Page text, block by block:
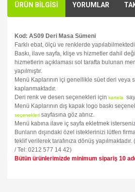
ÜRÜN BİLGİSİ YORUMLAR
Kod: AS09 Deri Masa Sümeni
Farklı ebat, ölçü ve renklerde
Baskı, ilave sayfa, klişe vs hizmetler dahil
hizmetlerin açıklaması sol tarafta bulunan
yapılmıştır.
Menü Kaplarının içi genellikle süet deri veya
kaplanmaktadır.
Deri renk ve desen seçenekleri için kartela
Menü Kaplarının dış kapak logo baskı
seçenekleri sayfasına göz atınız.
Menü kabına ilave iç sayfa ekletmek
Bunların dışındaki özel isteklerinizi lütfen
teklif verilerek tarafınıza dönüş
/ Tel: 0212 577 14 42)
Bütün ürünlerimizde minimum sipariş 10